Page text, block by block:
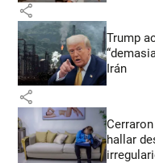
share
Trump
Irán
share
hallar